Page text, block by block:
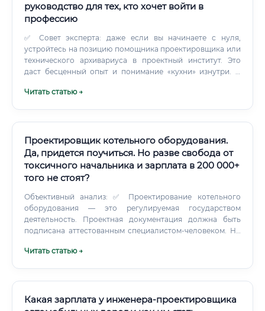
руководство для тех, кто хочет войти в
профессию
✅ Совет эксперта: даже если вы начинаете с нуля,
устройтесь на позицию помощника проектировщика или
технического архивариуса в проектный институт. Это
даст бесценный опыт и понимание «кухни» изнутри. С
Читать статью →
Проектировщик котельного оборудования.
Да, придется поучиться. Но разве свобода от
токсичного начальника и зарплата в 200 000+
того не стоят?
Объективный анализ: ✅ Проектирование котельного
оборудования — это регулируемая государством
деятельность. Проектная документация должна быть
подписана аттестованным специалистом-человеком. Ни
аттестацию в Ростехнадзоре.
Читать статью →
Какая зарплата у инженера-проектировщика